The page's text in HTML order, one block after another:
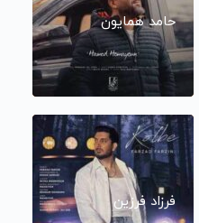
حامد همایون
فرزاد فرزین